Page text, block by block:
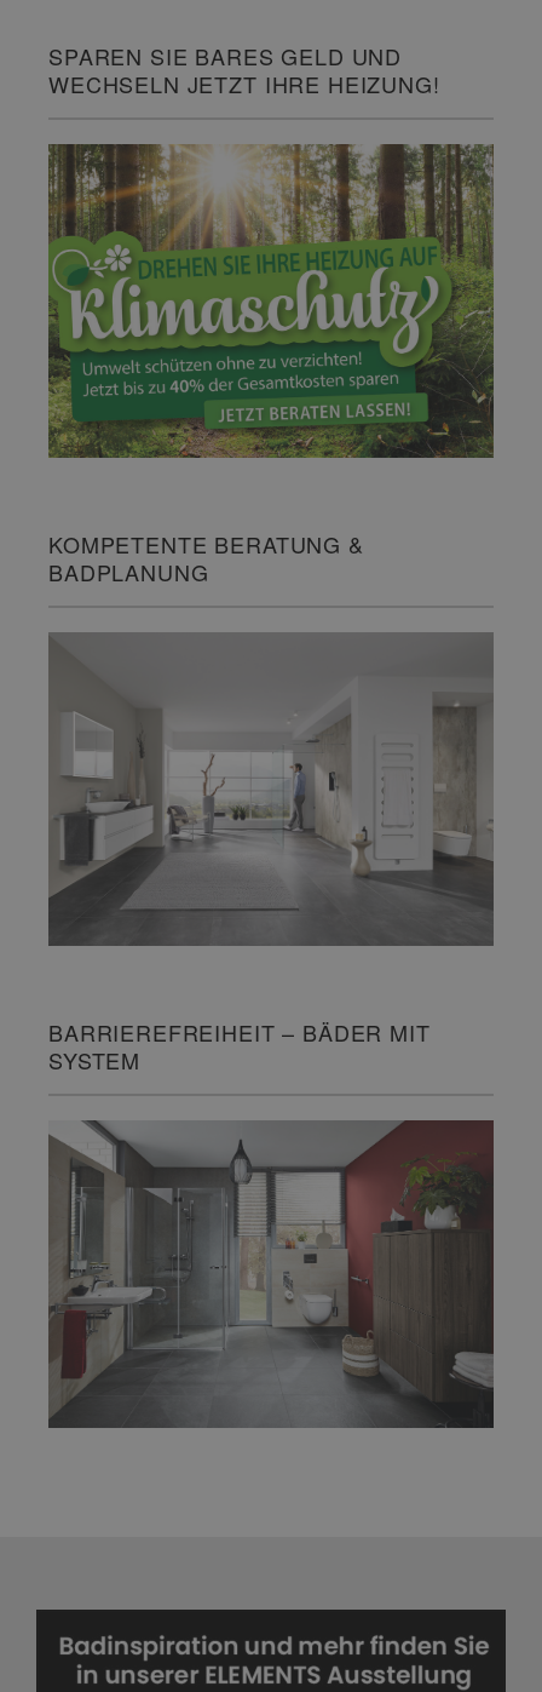
SPAREN SIE BARES GELD UND
WECHSELN JETZT IHRE HEIZUNG!
KOMPETENTE BERATUNG &
BADPLANUNG
BARRIEREFREIHEIT – BÄDER MIT
SYSTEM